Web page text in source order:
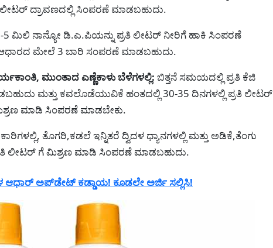
ದ್ರಾವಣದಲ್ಲಿ ಸಿಂಪರಣೆ ಮಾಡಬಹುದು.
5 ಮಿಲಿ ನಾನ್ಯೋ ಡಿ.ಎ.ಪಿಯನ್ನು ಪ್ರತಿ ಲೀಟರ್ ನೀರಿಗೆ ಹಾಕಿ ಸಿಂಪರಣೆ
ಮೇಲೆ 3 ಬಾರಿ ಸಂಪರಣೆ ಮಾಡಬಹುದು.
ಮುಂತಾದ ಎಣ್ಣೆಕಾಳು ಬೆಳೆಗಳಲ್ಲಿ: ಬಿತ್ತನೆ ಸಮಯದಲ್ಲಿ ಪ್ರತಿ ಕೆಜಿ
ಮತ್ತು ಕವಲೊಡೆಯುವಿಕೆ ಹಂತದಲ್ಲಿ 30-35 ದಿನಗಳಲ್ಲಿ ಪ್ರತಿ ಲೀಟರ್
ಮಾಡಿ ಸಿಂಪರಣೆ ಮಾಡಬೇಕು.
ತೊಗರಿ,ಕಡಲೆ ಇನ್ನಿತರೆ ದ್ವಿದಳ ಧ್ಯಾನಗಳಲ್ಲಿ ಮತ್ತು ಅಡಿಕೆ,ತೆಂಗು
ಲೀಟರ್ ಗೆ ಮಿಶ್ರಣ ಮಾಡಿ ಸಿಂಪರಣೆ ಮಾಡಬಹುದು.
ಆಧಾರ್ ಅಪ್‌ಡೇಟ್ ಕಡ್ಡಾಯ! ಕೂಡಲೇ ಅರ್ಜಿ ಸಲ್ಲಿಸಿ!